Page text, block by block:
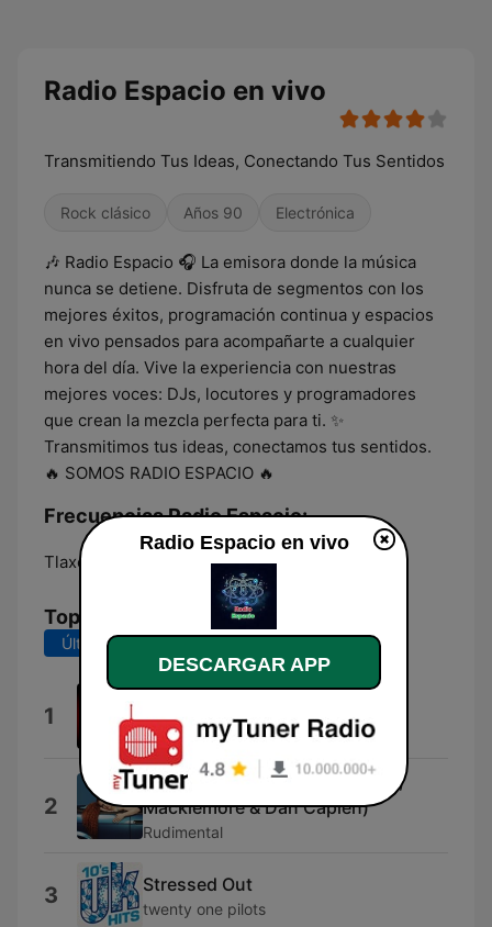
Radio Espacio en vivo
Transmitiendo Tus Ideas, Conectando Tus Sentidos
Rock clásico Años 90 Electrónica
🎶 Radio Espacio 🎧 La emisora donde la música
nunca se detiene. Disfruta de segmentos con los
mejores éxitos, programación continua y espacios
en vivo pensados para acompañarte a cualquier
hora del día. Vive la experiencia con nuestras
mejores voces: DJs, locutores y programadores
que crean la mezcla perfecta para ti. ✨
Transmitimos tus ideas, conectamos tus sentidos.
🔥 SOMOS RADIO ESPACIO 🔥
Frecuencias Radio Espacio:
Tlaxcala:
Top Canciones
Últimos 7 días Últimos 30 días
1 J.ederk
2
These Days (feat. Jess Glynne,
Macklemore & Dan Caplen)
Rudimental
3 Stressed Out
twenty one pilots
Radio Espacio en vivo
DESCARGAR APP